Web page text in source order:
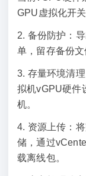
GPU虚拟化开关
2. 备份防护：
单，留存备份文
3. 存量环境清
拟机vGPU硬件
机。
4. 资源上传：
储，通过
载离线包。